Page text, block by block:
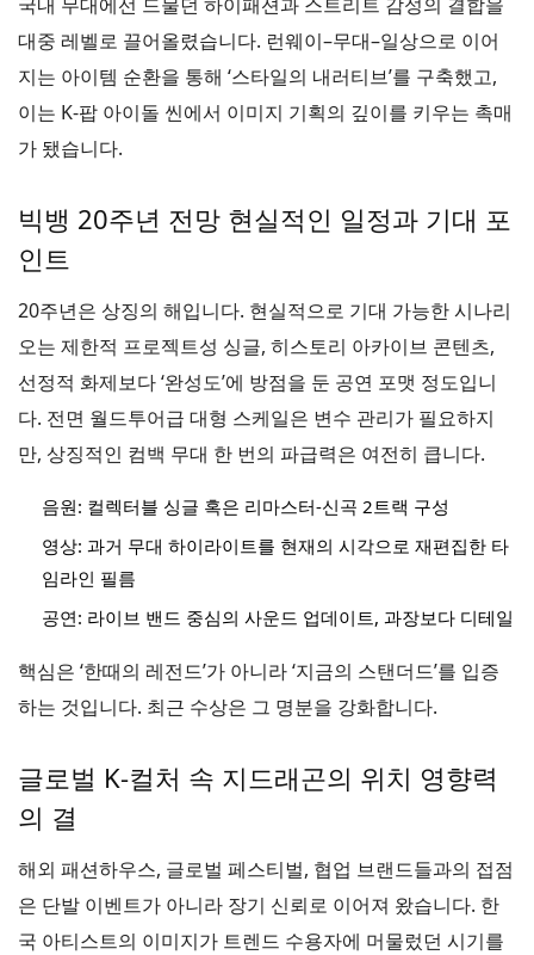
대중 레벨로 끌어올렸습니다. 런웨이–무대–일상으로 이어
지는 아이템 순환을 통해 ‘스타일의 내러티브’를 구축했고,
이는 K-팝 아이돌 씬에서 이미지 기획의 깊이를 키우는 촉매
가 됐습니다.
빅뱅 20주년 전망 현실적인 일정과 기대 포
인트
20주년은 상징의 해입니다. 현실적으로 기대 가능한 시나리
오는 제한적 프로젝트성 싱글, 히스토리 아카이브 콘텐츠,
선정적 화제보다 ‘완성도’에 방점을 둔 공연 포맷 정도입니
다. 전면 월드투어급 대형 스케일은 변수 관리가 필요하지
만, 상징적인 컴백 무대 한 번의 파급력은 여전히 큽니다.
음원: 컬렉터블 싱글 혹은 리마스터-신곡 2트랙 구성
영상: 과거 무대 하이라이트를 현재의 시각으로 재편집한 타
임라인 필름
공연: 라이브 밴드 중심의 사운드 업데이트, 과장보다 디테일
핵심은 ‘한때의 레전드’가 아니라 ‘지금의 스탠더드’를 입증
하는 것입니다. 최근 수상은 그 명분을 강화합니다.
글로벌 K-컬처 속 지드래곤의 위치 영향력
의 결
해외 패션하우스, 글로벌 페스티벌, 협업 브랜드들과의 접점
은 단발 이벤트가 아니라 장기 신뢰로 이어져 왔습니다. 한
국 아티스트의 이미지가 트렌드 수용자에 머물렀던 시기를